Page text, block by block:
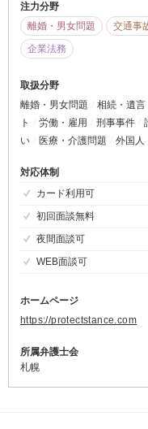
注力分野
離婚・男女問題
交通事
企業法務
取扱分野
離婚・男女問題
相続・遺言
ト
労働・雇用 刑事事件
い
医療・介護問題 外国人
対応体制
カード利用可
初回面談無料
夜間面談可
WEB面談可
ホームページ
https://protectstance.com
所属弁護士会
札幌